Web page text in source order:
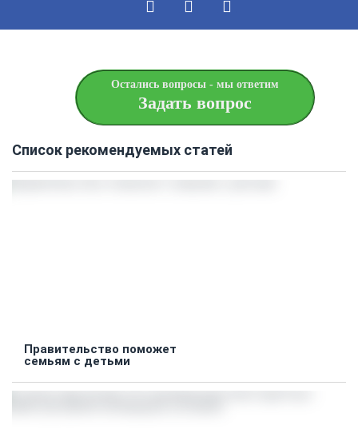
Остались вопросы - мы ответим
Задать вопрос
Список рекомендуемых статей
Правительство поможет
семьям с детьми